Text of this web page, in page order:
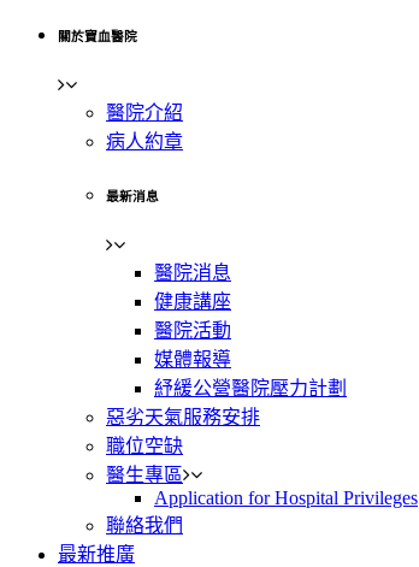
關於寶血醫院
醫院介紹
病人約章
最新消息
醫院消息
健康講座
醫院活動
媒體報導
紓緩公營醫院壓力計劃
惡劣天氣服務安排
職位空缺
醫生專區
Application for Hospital Privileges
聯絡我們
最新推廣